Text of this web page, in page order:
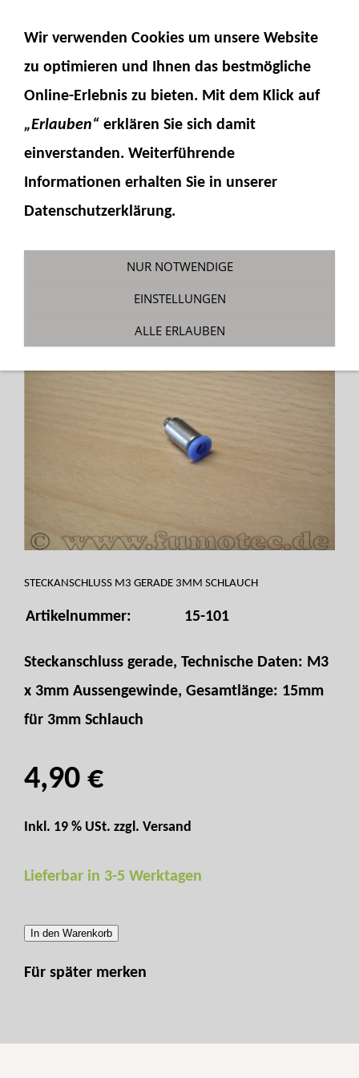
Steckanschluss M3 gerade 3mm
Fumotec»Hydraulik
Hydraulikanschlüsse M3
STECKANSCHLUSS M3 GERADE 3MM SCHLAUCH
Artikelnummer: 15-101
Steckanschluss gerade, Technische Daten: M3
x 3mm Aussengewinde, Gesamtlänge: 15mm
für 3mm Schlauch
4,90 €
Inkl. 19 % USt. zzgl. Versand
Lieferbar in 3-5 Werktagen
In den Warenkorb
Für später merken
Wir verwenden Cookies um unsere Website
zu optimieren und Ihnen das bestmögliche
Online-Erlebnis zu bieten. Mit dem Klick auf
„Erlauben“ erklären Sie sich damit
einverstanden. Weiterführende
Informationen erhalten Sie in unserer
Datenschutzerklärung.
NUR NOTWENDIGE
EINSTELLUNGEN
ALLE ERLAUBEN